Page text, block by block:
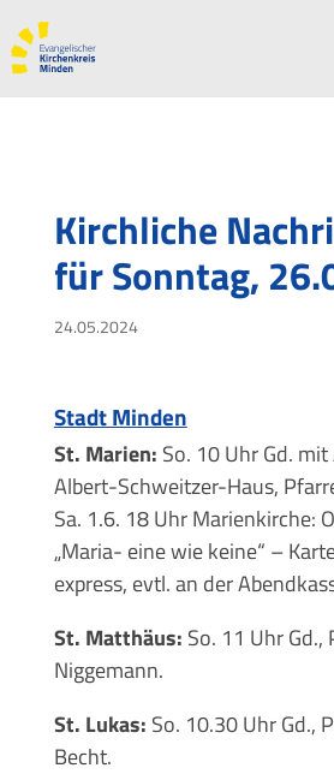
Kirchliche
für Sonntag,
24.05.2024
Stadt Minden
St. Marien: So. 10 Uhr Gd.
Albert-Schweitzer-Haus,
Sa. 1.6. 18 Uhr Marienkirche:
„Maria- eine wie keine“ –
express, evtl. an der
St. Matthäus: So. 11 Uhr
Niggemann.
St. Lukas: So. 10.30 Uhr Gd.,
Becht.